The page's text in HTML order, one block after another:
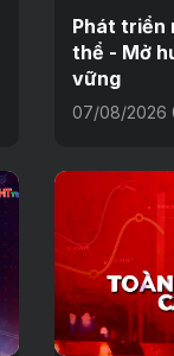
Phát triển
thể - Mở
vững
07/08/2026